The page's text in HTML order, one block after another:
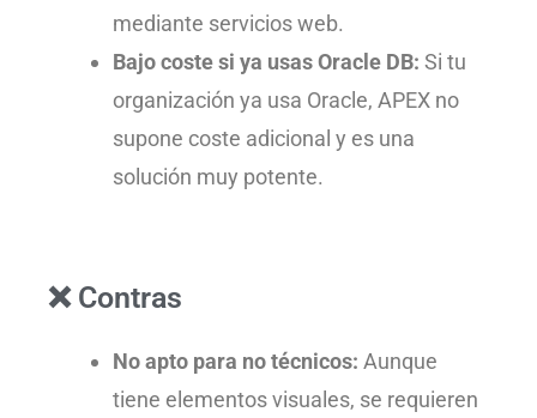
mediante servicios web.
Bajo coste si ya usas Oracle DB: Si tu
organización ya usa Oracle, APEX no
supone coste adicional y es una
solución muy potente.
❌ Contras
No apto para no técnicos: Aunque
tiene elementos visuales, se requieren